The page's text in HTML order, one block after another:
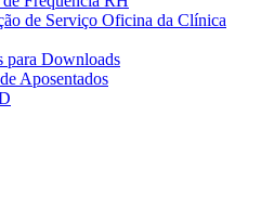
de Serviço Oficina da Clínica
para Downloads
Aposentados